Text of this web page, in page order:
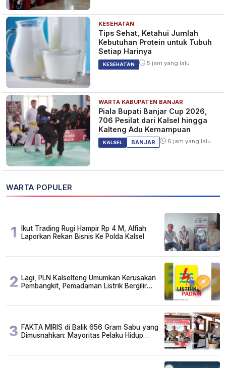
KESEHATAN
Tips Sehat, Ketahui Jumlah
Kebutuhan Protein untuk Tubuh
Setiap Harinya
KESEHATAN 5 jam yang lalu
WARTA KABUPATEN BANJAR
Piala Bupati Banjar Cup 2026,
706 Pesilat dari Kalsel hingga
Kalteng Adu Kemampuan
KALSEL BANJAR 6 jam yang lalu
WARTA POPULER
1
Ikut Trading Rugi Hampir Rp 4 M, Alfiah
Laporkan Rekan Bisnis Ke Polda Kalsel
2 Lagi, PLN Kalselteng Umumkan Kerusakan
Pembangkit, Pemadaman Listrik Bergilir
3 FAKTA MIRIS di Balik 656 Gram Sabu yang
Dimusnahkan: Mayoritas Pelaku Hidup